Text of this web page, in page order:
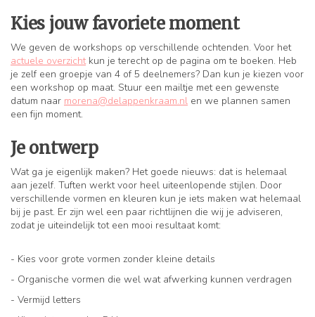
Kies jouw favoriete moment
We geven de workshops op verschillende ochtenden. Voor het
actuele overzichtkun je terecht op de pagina om te boeken. Heb
je zelf een groepje van 4 of 5 deelnemers? Dan kun je kiezen voor
een workshop op maat. Stuur een mailtje met een gewenste
datum naar morena@delappenkraam.nl en we plannen samen
een fijn moment.
Je ontwerp
Wat ga je eigenlijk maken? Het goede nieuws: dat is helemaal
aan jezelf. Tuften werkt voor heel uiteenlopende stijlen. Door
verschillende vormen en kleuren kun je iets maken wat helemaal
bij je past. Er zijn wel een paar richtlijnen die wij je adviseren,
zodat je uiteindelijk tot een mooi resultaat komt:
- Kies voor grote vormen zonder kleine details
- Organische vormen die wel wat afwerking kunnen verdragen
- Vermijd letters